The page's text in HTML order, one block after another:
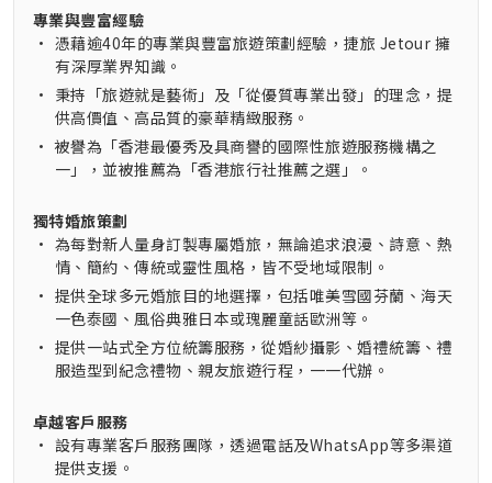
專業與豐富經驗
• 憑藉逾40年的專業與豐富旅遊策劃經驗，捷旅 Jetour 擁
有深厚業界知識。
• 秉持「旅遊就是藝術」及「從優質專業出發」的理念，提
供高價值、高品質的豪華精緻服務。
• 被譽為「香港最優秀及具商譽的國際性旅遊服務機構之
一」，並被推薦為「香港旅行社推薦之選」。
獨特婚旅策劃
• 為每對新人量身訂製專屬婚旅，無論追求浪漫、詩意、熱
情、簡約、傳統或靈性風格，皆不受地域限制。
• 提供全球多元婚旅目的地選擇，包括唯美雪國芬蘭、海天
一色泰國、風俗典雅日本或瑰麗童話歐洲等。
• 提供一站式全方位統籌服務，從婚紗攝影、婚禮統籌、禮
服造型到紀念禮物、親友旅遊行程，一一代辦。
卓越客戶服務
• 設有專業客戶服務團隊，透過電話及WhatsApp等多渠道
提供支援。